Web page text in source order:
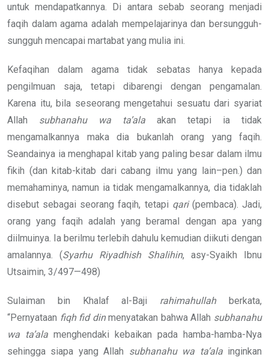
untuk mendapatkannya. Di antara sebab seorang menjadi
faqih dalam agama adalah mempelajarinya dan bersungguh-
sungguh mencapai martabat yang mulia ini.
Kefaqihan dalam agama tidak sebatas hanya kepada
pengilmuan saja, tetapi dibarengi dengan pengamalan.
Karena itu, bila seseorang mengetahui sesuatu dari syariat
Allah subhanahu wa ta’ala akan tetapi ia tidak
mengamalkannya maka dia bukanlah orang yang faqih.
Seandainya ia menghapal kitab yang paling besar dalam ilmu
fikih (dan kitab-kitab dari cabang ilmu yang lain–pen.) dan
memahaminya, namun ia tidak mengamalkannya, dia tidaklah
disebut sebagai seorang faqih, tetapi qari (pembaca). Jadi,
orang yang faqih adalah yang beramal dengan apa yang
diilmuinya. Ia berilmu terlebih dahulu kemudian diikuti dengan
amalannya. (Syarhu Riyadhish Shalihin, asy-Syaikh Ibnu
Utsaimin, 3/497—498)
Sulaiman bin Khalaf al-Baji rahimahullahberkata,
“Pernyataan fiqh fid dinmenyatakan bahwa Allah subhanahu
wa ta’ala menghendaki kebaikan pada hamba-hamba-Nya
sehingga siapa yang Allah subhanahu wa ta’alainginkan